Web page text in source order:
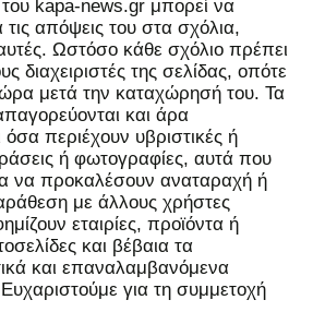
kapa-news.gr μπορεί να
απόψεις του στα σχόλια,
αυτές. Ωστόσο κάθε σχόλιο πρέπει
διαχειριστές της σελίδας, οπότε
ώρα μετά την καταχώρησή του. Τα
και άρα
όσα περιέχουν υβριστικές ή
ή φωτογραφίες, αυτά που
να προκαλέσουν αναταραχή ή
με άλλους χρήστες
εταιρίες, προϊόντα ή
και βέβαια τα
και επαναλαμβανόμενα
για τη συμμετοχή